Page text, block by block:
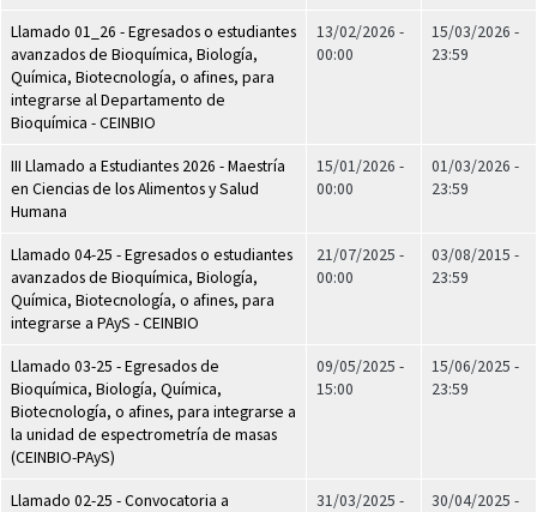
Llamado 01_26 - Egresados o estudiantes
avanzados de Bioquímica, Biología,
Química, Biotecnología, o afines, para
integrarse al Departamento de
Bioquímica - CEINBIO
13/02/2026 -
00:00
15/03/2026 -
23:59
III Llamado a Estudiantes 2026 - Maestría
en Ciencias de los Alimentos y Salud
Humana
15/01/2026 -
00:00
01/03/2026 -
23:59
Llamado 04-25 - Egresados o estudiantes
avanzados de Bioquímica, Biología,
Química, Biotecnología, o afines, para
integrarse a PAyS - CEINBIO
21/07/2025 -
00:00
03/08/2015 -
23:59
Llamado 03-25 - Egresados de
Bioquímica, Biología, Química,
Biotecnología, o afines, para integrarse a
la unidad de espectrometría de masas
(CEINBIO-PAyS)
09/05/2025 -
15:00
15/06/2025 -
23:59
Llamado 02-25 - Convocatoria a
31/03/2025 -
30/04/2025 -